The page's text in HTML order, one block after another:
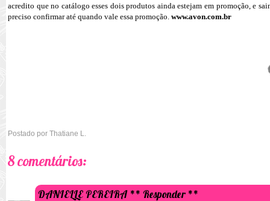
acredito que no catálogo esses dois produtos ainda estejam em promoção, e
preciso confirmar até quando vale essa promoção. www.avon.com.br
Postado por Thatiane L.
8 comentários:
DANIELLE PEREIRA ** Responder **